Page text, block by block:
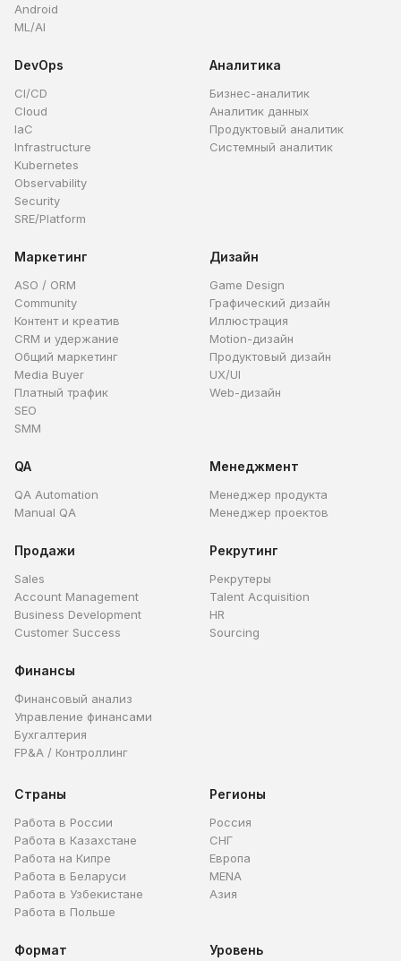
Android
ML/AI
DevOps
CI/CD
Cloud
IaC
Infrastructure
Kubernetes
Observability
Security
SRE/Platform
Аналитика
Бизнес-аналитик
Аналитик данных
Продуктовый аналитик
Системный аналитик
Маркетинг
ASO / ORM
Community
Контент и креатив
CRM и удержание
Общий маркетинг
Media Buyer
Платный трафик
SEO
SMM
Дизайн
Game Design
Графический дизайн
Иллюстрация
Motion-дизайн
Продуктовый дизайн
UX/UI
Web-дизайн
QA
QA Automation
Manual QA
Менеджмент
Менеджер продукта
Менеджер проектов
Продажи
Sales
Account Management
Business Development
Customer Success
Рекрутинг
Рекрутеры
Talent Acquisition
HR
Sourcing
Финансы
Финансовый анализ
Управление финансами
Бухгалтерия
FP&A / Контроллинг
Страны
Работа в России
Работа в Казахстане
Работа на Кипре
Работа в Беларуси
Работа в Узбекистане
Работа в Польше
Регионы
Россия
СНГ
Европа
MENA
Азия
Формат Уровень